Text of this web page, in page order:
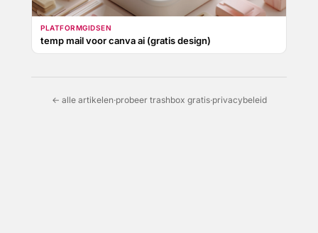
PLATFORMGIDSEN
temp mail voor canva ai (gratis design)
← alle artikelen·probeer trashbox gratis·privacybeleid